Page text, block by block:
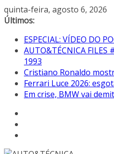
Pular
para
conteúdo
quinta-feira, agosto 6, 2026
Últimos:
ESPECIAL: VÍDEO DO
AUTO&TÉCNICA
1993
Cristiano Ronaldo
Ferrari Luce 2026:
Em crise, BMW vai